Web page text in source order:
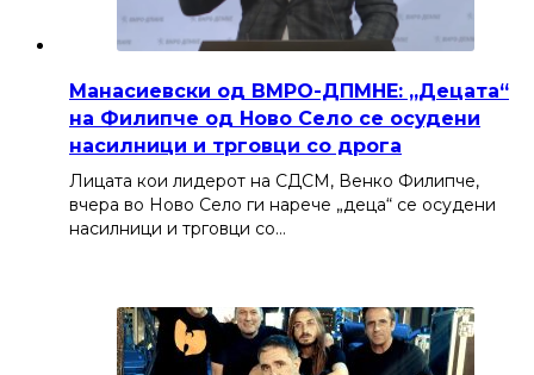
Манасиевски од ВМРО-ДПМНЕ: „Децата“
на Филипче од Ново Село се осудени
насилници и трговци со дрога
Лицата кои лидерот на СДСМ, Венко Филипче,
вчера во Ново Село ги нарече „деца“ се осудени
насилници и трговци со…